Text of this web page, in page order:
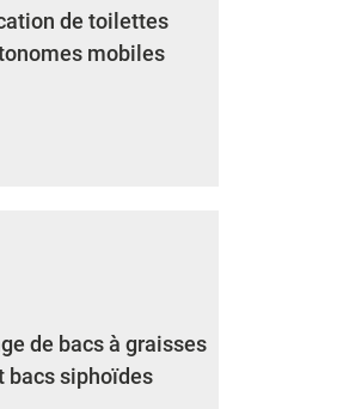
de toilettes
mobiles
de bacs à graisses
bacs siphoïdes